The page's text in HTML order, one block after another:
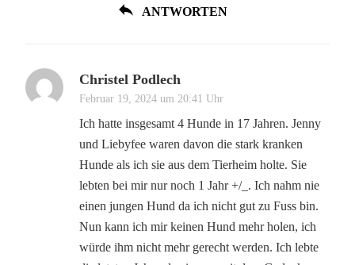
ANTWORTEN
Christel Podlech
Februar 19, 2024 um 20:41 Uhr
Ich hatte insgesamt 4 Hunde in 17 Jahren. Jenny
und Liebyfee waren davon die stark kranken
Hunde als ich sie aus dem Tierheim holte. Sie
lebten bei mir nur noch 1 Jahr +/_. Ich nahm nie
einen jungen Hund da ich nicht gut zu Fuss bin.
Nun kann ich mir keinen Hund mehr holen, ich
würde ihm nicht mehr gerecht werden. Ich lebte